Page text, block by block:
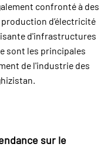
confronté à des
production d’électricité
d'infrastructures
sont les principales
de l'industrie des
sur le